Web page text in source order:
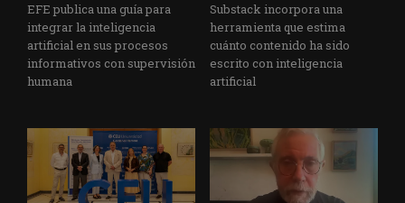
EFE publica una guía para
integrar la inteligencia
artificial en sus procesos
informativos con supervisión
humana
Substack incorpora una
herramienta que estima
cuánto contenido ha sido
escrito con inteligencia
artificial